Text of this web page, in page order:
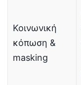
Κοινωνική
κόπωση &
masking